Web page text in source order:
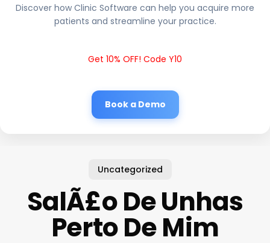
Discover how Clinic Software can help you acquire more
patients and streamline your practice.
Get 10% OFF! Code Y10
Book a Demo
Uncategorized
SalÃ£o De Unhas
Perto De Mim